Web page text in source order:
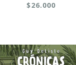
$26.000